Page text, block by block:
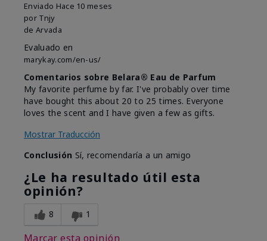
Enviado Hace 10 meses
por Tnjy
de Arvada
Evaluado en
marykay.com/en-us/
Comentarios sobre Belara® Eau de Parfum
My favorite perfume by far. I've probably over time
have bought this about 20 to 25 times. Everyone
loves the scent and I have given a few as gifts.
Mostrar Traducción
Conclusión Sí, recomendaría a un amigo
¿Le ha resultado útil esta
opinión?
8 1
Marcar esta opinión